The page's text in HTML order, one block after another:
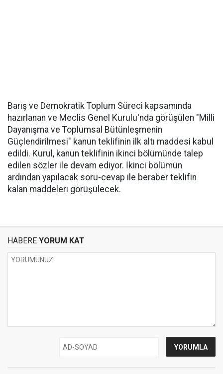
Barış ve Demokratik Toplum Süreci kapsamında
hazırlanan ve Meclis Genel Kurulu'nda görüşülen "Milli
Dayanışma ve Toplumsal Bütünleşmenin
Güçlendirilmesi" kanun teklifinin ilk altı maddesi kabul
edildi. Kurul, kanun teklifinin ikinci bölümünde talep
edilen sözler ile devam ediyor. İkinci bölümün
ardından yapılacak soru-cevap ile beraber teklifin
kalan maddeleri görüşülecek.
HABERE YORUM KAT